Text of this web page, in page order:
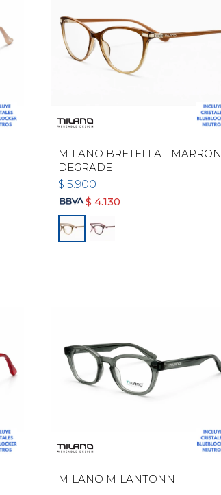
MILANO BRETELLA - MARRON
DEGRADE
$ 5.900
$ 4.130
MILANO MILANTONNI